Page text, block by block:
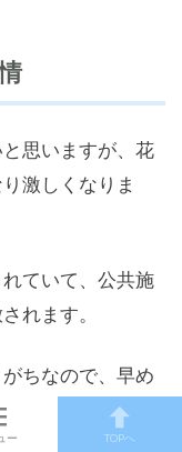
思いますが、花
激しくなりま
ていて、公共施
れます。
ちなので、早め
ー TOPへ